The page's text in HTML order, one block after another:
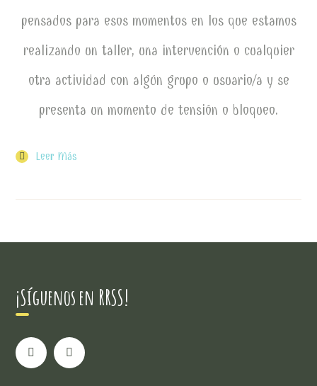
pensados para esos momentos en los que estamos
realizando un taller, una intervención o cualquier
otra actividad con algún grupo o usuario/a y se
presenta un momento de tensión o bloqueo.
Leer Más
¡Síguenos en RRSS!